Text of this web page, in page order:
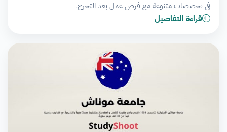
في تخصصات متنوعة مع فرص عمل بعد التخرج.
قراءة التفاصيل